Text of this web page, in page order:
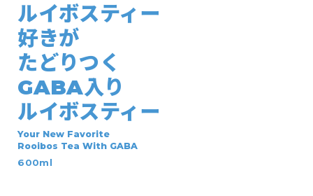
ルイボスティー
好きが
たどりつく
GABA入り
ルイボスティー
Your New Favorite
Rooibos Tea With GABA
600ml